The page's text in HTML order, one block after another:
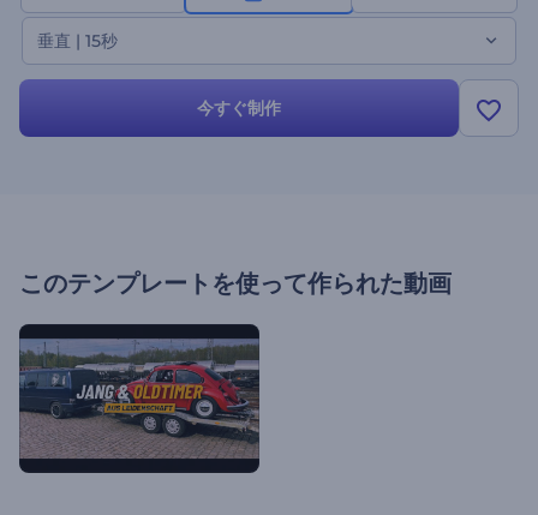
垂直 | 15秒
今すぐ制作
このテンプレートを使って作られた動画